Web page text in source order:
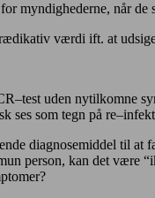
myndighederne, når de
ativ værdi ift. at
–test uden nytilkomne
ses som tegn på re–
diagnosemiddel til
person, kan det være